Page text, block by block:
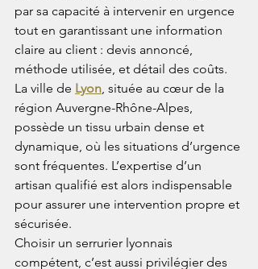
par sa capacité à intervenir en urgence
tout en garantissant une information
claire au client : devis annoncé,
méthode utilisée, et détail des coûts.
La ville de Lyon , située au cœur de la
région Auvergne-Rhône-Alpes,
possède un tissu urbain dense et
dynamique, où les situations d’urgence
sont fréquentes. L’expertise d’un
artisan qualifié est alors indispensable
pour assurer une intervention propre et
sécurisée.
Choisir un serrurier lyonnais
compétent, c’est aussi privilégier des